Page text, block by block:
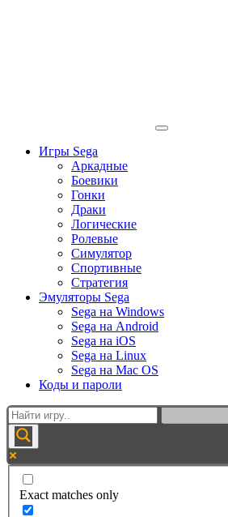
Игры Sega
Аркадные
Боевики
Гонки
Драки
Логические
Ролевые
Симулятор
Спортивные
Стратегия
Эмуляторы Sega
Sega на Windows
Sega на Android
Sega на iOS
Sega на Linux
Sega на Mac OS
Коды и пароли
Exact matches only